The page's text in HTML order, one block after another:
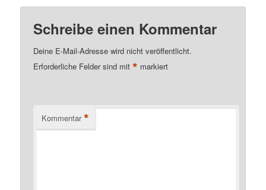
Schreibe einen Kommentar
Deine E-Mail-Adresse wird nicht veröffentlicht.
Erforderliche Felder sind mit* markiert
Kommentar *